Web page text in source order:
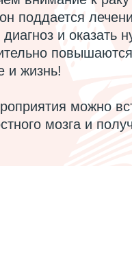
поддается
и оказать
и жизнь!
можно
мозга и